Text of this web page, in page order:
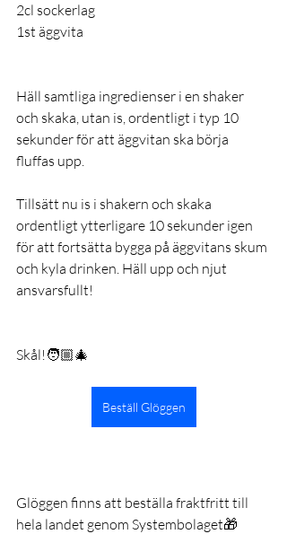
2cl sockerlag
1st äggvita
Häll samtliga ingredienser i en shaker
och skaka, utan is, ordentligt i typ 10
sekunder för att äggvitan ska börja
fluffas upp.
Tillsätt nu is i shakern och skaka
ordentligt ytterligare 10 sekunder igen
för att fortsätta bygga på äggvitans skum
och kyla drinken. Häll upp och njut
ansvarsfullt!
Skål!🧑🏼‍🎄
Beställ Glöggen
Glöggen finns att beställa fraktfritt till
hela landet genom Systembolaget🎁